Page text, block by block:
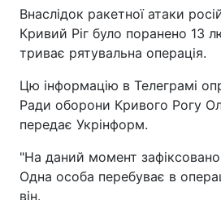
Внаслідок ракетної атаки
Кривий Ріг було поранено 13
триває рятувальна операція.
Цю інформацію в Телеграмі
Ради оборони Кривого Рогу
передає Укрінформ.
"На даний момент
Одна особа перебуває в
він.